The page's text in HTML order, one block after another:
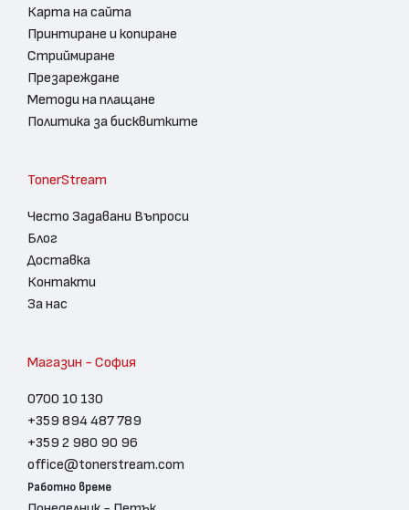
Карта на сайта
Принтиране и копиране
Стриймиране
Презареждане
Методи на плащане
Политика за бисквитките
TonerStream
Често Задавани Въпроси
Блог
Доставка
Контакти
За нас
Магазин - София
0700 10 130
+359 894 487 789
+359 2 980 90 96
office@tonerstream.com
Работно време